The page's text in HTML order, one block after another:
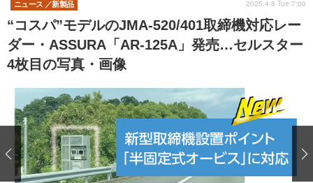
東海 関西
中国
九州 沖縄
注目の記事
ショップレポート 愛車 File
ディテイリング
“コスパ”モデルのJMA-520/401取締機対応レー
ダー・ASSURA「AR-125A」発売…セルスター
4枚目の写真・画像
ニュース 新製品 2025.4.8 Tue 7:00